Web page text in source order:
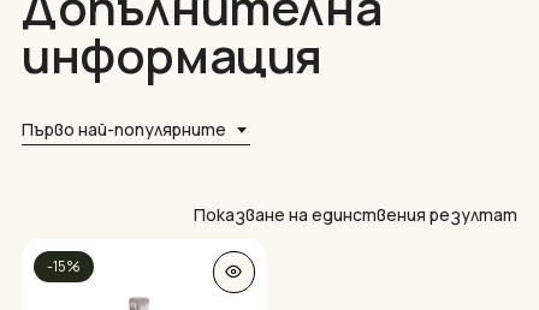
информация
Първо най-популярните
Показване на единствения резултат
-15%